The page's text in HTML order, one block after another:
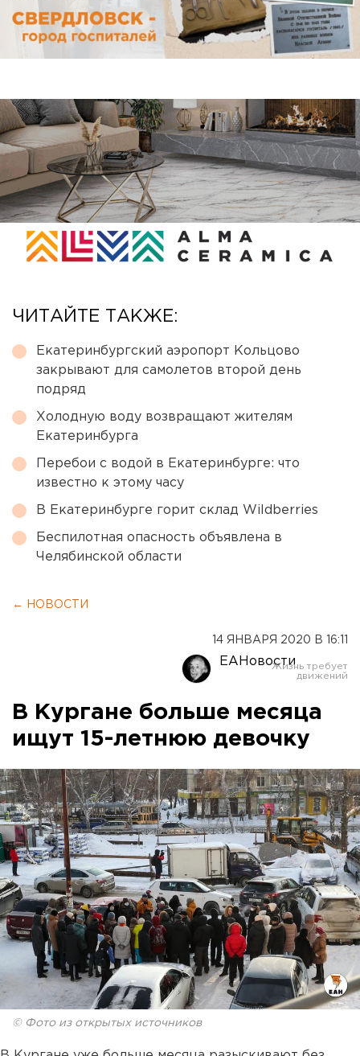
ЧИТАЙТЕ ТАКЖЕ:
Екатеринбургский аэропорт Кольцово
закрывают для самолетов второй день
подряд
Холодную воду возвращают жителям
Екатеринбурга
Перебои с водой в Екатеринбурге: что
известно к этому часу
В Екатеринбурге горит склад Wildberries
Беспилотная опасность объявлена в
Челябинской области
← НОВОСТИ
14 ЯНВАРЯ 2020 В 16:11
ЕАНовости
В Кургане больше месяца
ищут 15-летнюю девочку
© Фото из открытых источников